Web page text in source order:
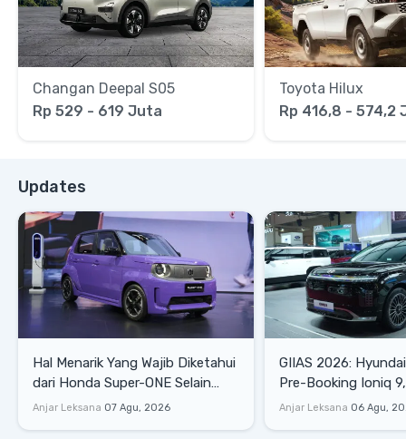
Changan Deepal S05
Rp 529 - 619 Juta
Toyota Hilux
Rp 416,8 - 574,2
Updates
Hal Menarik Yang Wajib Diketahui
dari Honda Super-ONE Selain
Harga
Anjar Leksana 07 Agu, 2026
GIIAS 2026:
Pre-Booking Ioniq
Rp1,49 Miliar
Anjar Leksana 06 Agu,